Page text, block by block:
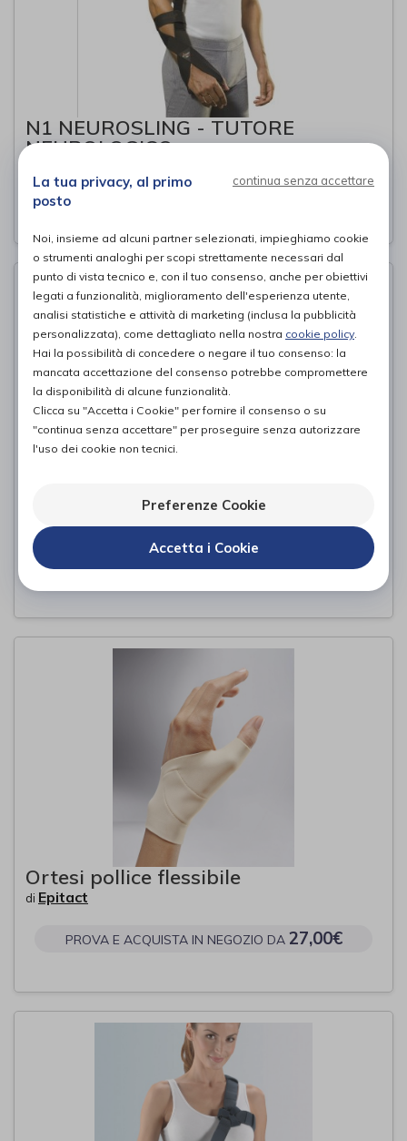
N1 NEUROSLING - TUTORE
NEUROLOGICO
PROVA E ACQUISTA IN NEGOZIO DA
Ro+ten
PROVA E ACQUISTA IN NEGOZIO DA8,00€
Ortesi pollice flessibile
di Epitact
PROVA E ACQUISTA IN NEGOZIO DA 27,00€
La tua privacy, al primo
posto
continua senza accettare
Noi, insieme ad alcuni partner selezionati, impieghiamo cookie
o strumenti analoghi per scopi strettamente necessari dal
punto di vista tecnico e, con il tuo consenso, anche per obiettivi
legati a funzionalità, miglioramento dell'esperienza utente,
analisi statistiche e attività di marketing (inclusa la pubblicità
personalizzata), come dettagliato nella nostra cookie policy.
Hai la possibilità di concedere o negare il tuo consenso: la
mancata accettazione del consenso potrebbe compromettere
la disponibilità di alcune funzionalità.
Clicca su "Accetta i Cookie" per fornire il consenso o su
"continua senza accettare" per proseguire senza autorizzare
l'uso dei cookie non tecnici.
Preferenze Cookie
Accetta i Cookie